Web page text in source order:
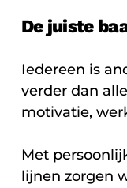
De juiste
Iedereen is
verder dan
motivatie,
Met
lijnen zorgen